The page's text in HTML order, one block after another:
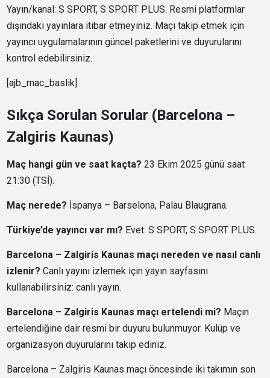
Yayın/kanal: S SPORT, S SPORT PLUS. Resmi platformlar
dışındaki yayınlara itibar etmeyiniz. Maçı takip etmek için
yayıncı uygulamalarının güncel paketlerini ve duyurularını
kontrol edebilirsiniz.
[ajb_mac_baslik]
Sıkça Sorulan Sorular (Barcelona –
Zalgiris Kaunas)
Maç hangi gün ve saat kaçta? 23 Ekim 2025 günü saat
21:30 (TSİ).
Maç nerede? İspanya – Barselona, Palau Blaugrana.
Türkiye’de yayıncı var mı? Evet: S SPORT, S SPORT PLUS.
Barcelona – Zalgiris Kaunas maçı nereden ve nasıl canlı
izlenir? Canlı yayını izlemek için yayın sayfasını
kullanabilirsiniz:canlı yayın.
Barcelona – Zalgiris Kaunas maçı ertelendi mi? Maçın
ertelendiğine dair resmi bir duyuru bulunmuyor. Kulüp ve
organizasyon duyurularını takip ediniz.
Barcelona – Zalgiris Kaunas maçı öncesinde iki takımın son